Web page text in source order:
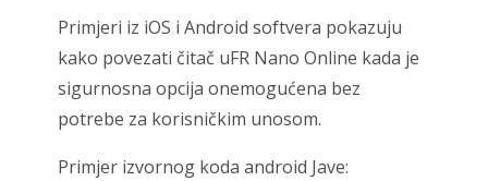
Primjeri iz iOS i Android softvera pokazuju
kako povezati čitač uFR Nano Online kada je
sigurnosna opcija onemogućena bez
potrebe za korisničkim unosom.
Primjer izvornog koda android Jave: